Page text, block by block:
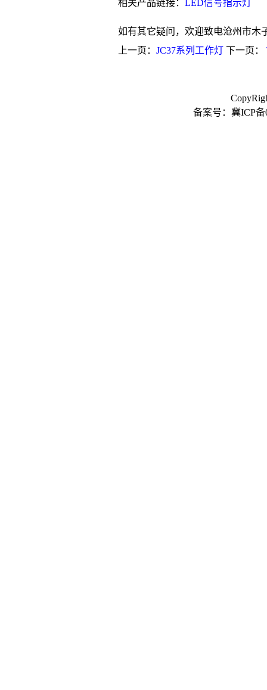
相关产品链接： LED信号指示灯
如有其它疑问，欢迎致电沧州市木
上一页： JC37系列工作灯 下一页：
备案号：冀ICP备